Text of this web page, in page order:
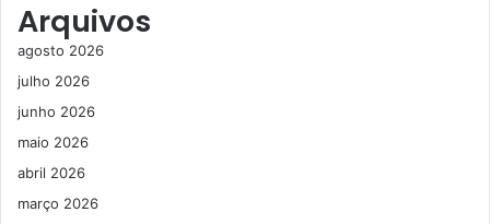
Arquivos
agosto 2026
julho 2026
junho 2026
maio 2026
abril 2026
março 2026